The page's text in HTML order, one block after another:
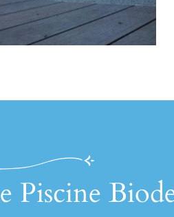
Piscine